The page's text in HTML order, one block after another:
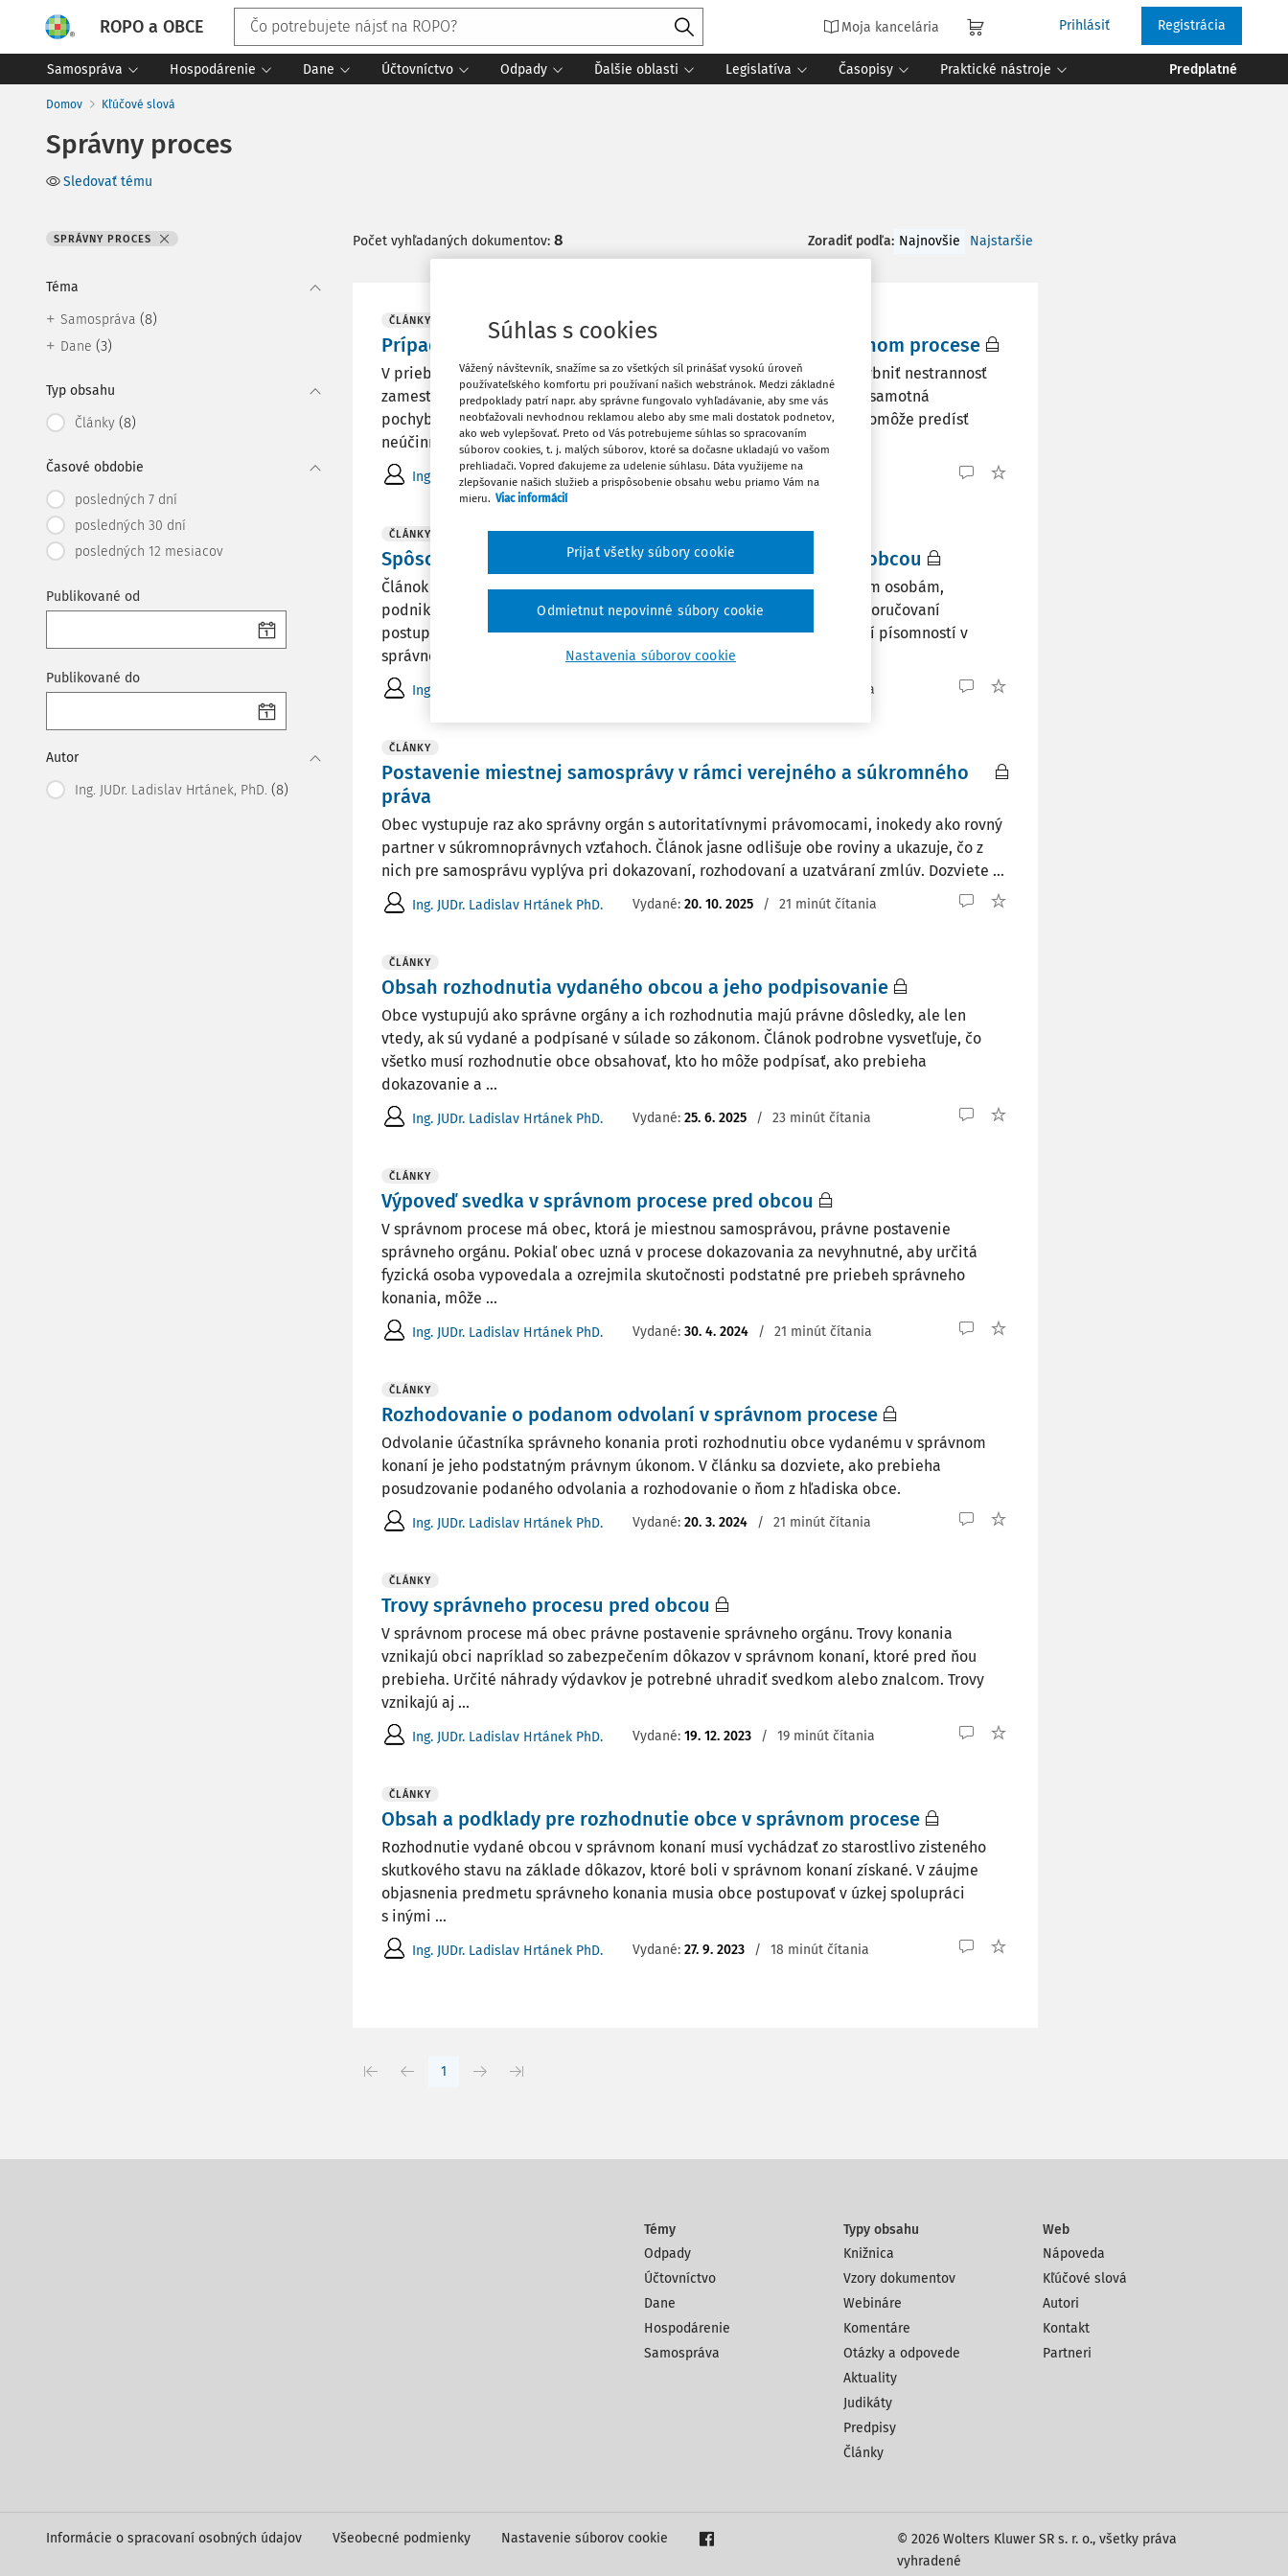
ROPO a OBCE Moja kancelária Prihlásiť Registrácia
Samospráva Hospodárenie Dane Účtovníctvo Odpady Ďalšie oblasti Legislatíva Časopisy Praktické nástroje Predplatné
Domov Kľúčové slová
Správny proces
Sledovať tému
SPRÁVNY PROCES
Téma
Samospráva (8)
Dane (3)
Typ obsahu
Články (8)
Časové obdobie
posledných 7 dní
posledných 30 dní
posledných 12 mesiacov
Publikované od
Publikované do
Autor
Ing. JUDr. Ladislav Hrtánek, PhD. (8)
Počet vyhľadaných dokumentov: 8 Zoradiť podľa: Najnovšie Najstaršie
ČLÁNKY
Prípady a priebeh vylúčenia zamestnanca obce v správnom procese
V priebehu správneho procesu, aj zdanlivo bežný konflikt môže spochybniť nestrannosť
zamestnanca obce a ovplyvniť jeho právnu súladnosť. Kedy postačuje samotná
pochybnosť a kedy musí obec zamestnanca vylúčiť? Správny postup pomôže predísť
neúčinným úkonom, ...
Ing. JUDr. Ladislav Hrtánek PhD. Vydané: 30. 7. 2026 / 15 minút čítania
ČLÁNKY
Spôsoby doručovania písomností v správnom procese obcou
Článok ponúka prehľad najdôležitejších pravidiel doručovania fyzickým osobám,
podnikateľom a právnickým osobám. Prináša praktické rady, ako pri doručovaní
postupovať, a odporúčania, ako sa vyhnúť nedostatkom pri doručovaní písomností v
správnom procese.
Ing. JUDr. Ladislav Hrtánek PhD. 19 minút čítania
ČLÁNKY
Postavenie miestnej samosprávy v rámci verejného a súkromného
práva
Obec vystupuje raz ako správny orgán s autoritatívnymi právomocami, inokedy ako rovný
partner v súkromnoprávnych vzťahoch. Článok jasne odlišuje obe roviny a ukazuje, čo z
nich pre samosprávu vyplýva pri dokazovaní, rozhodovaní a uzatváraní zmlúv. Dozviete ...
Ing. JUDr. Ladislav Hrtánek PhD. Vydané: 20. 10. 2025 / 21 minút čítania
ČLÁNKY
Obsah rozhodnutia vydaného obcou a jeho podpisovanie
Obce vystupujú ako správne orgány a ich rozhodnutia majú právne dôsledky, ale len
vtedy, ak sú vydané a podpísané v súlade so zákonom. Článok podrobne vysvetľuje, čo
všetko musí rozhodnutie obce obsahovať, kto ho môže podpísať, ako prebieha
dokazovanie a ...
Ing. JUDr. Ladislav Hrtánek PhD. Vydané: 25. 6. 2025 / 23 minút čítania
ČLÁNKY
Výpoveď svedka v správnom procese pred obcou
V správnom procese má obec, ktorá je miestnou samosprávou, právne postavenie
správneho orgánu. Pokiaľ obec uzná v procese dokazovania za nevyhnutné, aby určitá
fyzická osoba vypovedala a ozrejmila skutočnosti podstatné pre priebeh správneho
konania, môže ...
Ing. JUDr. Ladislav Hrtánek PhD. Vydané: 30. 4. 2024 / 21 minút čítania
ČLÁNKY
Rozhodovanie o podanom odvolaní v správnom procese
Odvolanie účastníka správneho konania proti rozhodnutiu obce vydanému v správnom
konaní je jeho podstatným právnym úkonom. V článku sa dozviete, ako prebieha
posudzovanie podaného odvolania a rozhodovanie o ňom z hľadiska obce.
Ing. JUDr. Ladislav Hrtánek PhD. Vydané: 20. 3. 2024 / 21 minút čítania
ČLÁNKY
Trovy správneho procesu pred obcou
V správnom procese má obec právne postavenie správneho orgánu. Trovy konania
vznikajú obci napríklad so zabezpečením dôkazov v správnom konaní, ktoré pred ňou
prebieha. Určité náhrady výdavkov je potrebné uhradiť svedkom alebo znalcom. Trovy
vznikajú aj ...
Ing. JUDr. Ladislav Hrtánek PhD. Vydané: 19. 12. 2023 / 19 minút čítania
ČLÁNKY
Obsah a podklady pre rozhodnutie obce v správnom procese
Rozhodnutie vydané obcou v správnom konaní musí vychádzať zo starostlivo zisteného
skutkového stavu na základe dôkazov, ktoré boli v správnom konaní získané. V záujme
objasnenia predmetu správneho konania musia obce postupovať v úzkej spolupráci
s inými ...
Ing. JUDr. Ladislav Hrtánek PhD. Vydané: 27. 9. 2023 / 18 minút čítania
1
Témy
Odpady
Účtovníctvo
Dane
Hospodárenie
Samospráva
Typy obsahu
Knižnica
Vzory dokumentov
Webináre
Komentáre
Otázky a odpovede
Aktuality
Judikáty
Predpisy
Články
Web
Nápoveda
Kľúčové slová
Autori
Kontakt
Partneri
© 2026 Wolters Kluwer SR s. r. o., všetky práva
vyhradené
Informácie o spracovaní osobných údajov Všeobecné podmienky Nastavenie súborov cookie
Súhlas s cookies
Vážený návštevník, snažíme sa zo všetkých síl prinášať vysokú úroveň
používateľského komfortu pri používaní našich webstránok. Medzi základné
predpoklady patrí napr. aby správne fungovalo vyhľadávanie, aby sme vás
neobťažovali nevhodnou reklamou alebo aby sme mali dostatok podnetov,
ako web vylepšovať. Preto od Vás potrebujeme súhlas so spracovaním
súborov cookies, t. j. malých súborov, ktoré sa dočasne ukladajú vo vašom
prehliadači. Vopred ďakujeme za udelenie súhlasu. Dáta využijeme na
zlepšovanie našich služieb a prispôsobenie obsahu webu priamo Vám na
mieru. Viac informácií
Nastavenia súborov cookie
Odmietnut nepovinné súbory cookie
Prijať všetky súbory cookie